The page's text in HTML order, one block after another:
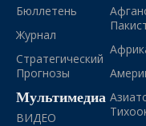
Бюллетень
Журнал
Стратегический
Прогнозы
Мультимедиа
ВИДЕО